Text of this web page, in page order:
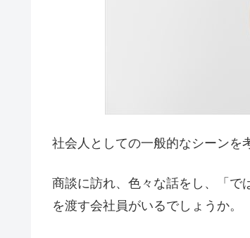
社会人としての一般的なシーンを
商談に訪れ、色々な話をし、「で
を渡す会社員がいるでしょうか。